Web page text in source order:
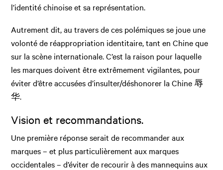
l’identité chinoise et sa représentation.
Autrement dit, au travers de ces polémiques se joue une
volonté de réappropriation identitaire, tant en Chine que
sur la scène internationale. C’est la raison pour laquelle
les marques doivent être extrêmement vigilantes, pour
éviter d’être accusées d’insulter/déshonorer la Chine 辱
华.
Vision et recommandations.
Une première réponse serait de recommander aux
marques – et plus particulièrement aux marques
occidentales – d’éviter de recourir à des mannequins aux